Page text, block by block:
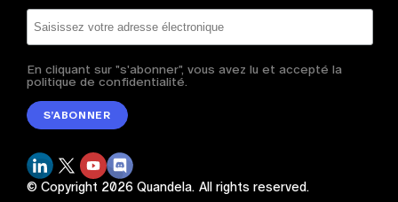
En cliquant sur "s'abonner", vous avez lu et accepté la
politique de confidentialité.
S’ABONNER
© Copyright 2026Quandela. All rights reserved.